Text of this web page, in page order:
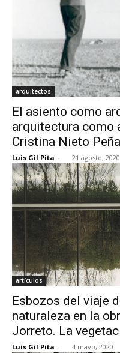
arquitectos
El asiento como
arquitectura como
Cristina Nieto
Luis Gil Pita - 21 agosto, 2020
artículos
Esbozos del viaje
naturaleza en la
Jorreto. La
Luis Gil Pita - 4 mayo, 2020